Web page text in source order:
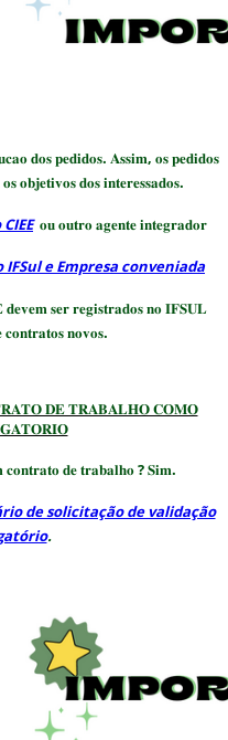
𝐝𝐨𝐬 𝐩𝐞𝐝𝐢𝐝𝐨𝐬. 𝐀𝐬𝐬𝐢𝐦, 𝐨𝐬 𝐩𝐞𝐝𝐢𝐝𝐨𝐬
𝐨𝐛𝐣𝐞𝐭𝐢𝐯𝐨𝐬 𝐝𝐨𝐬 𝐢𝐧𝐭𝐞𝐫𝐞𝐬𝐬𝐚𝐝𝐨𝐬.
𝐨𝐮 𝐨𝐮𝐭𝐫𝐨 𝐚𝐠𝐞𝐧𝐭𝐞 𝐢𝐧𝐭𝐞𝐠𝐫𝐚𝐝𝐨𝐫
e Empresa conveniada
𝐬𝐞𝐫 𝐫𝐞𝐠𝐢𝐬𝐭𝐫𝐚𝐝𝐨𝐬 𝐧𝐨 𝐈𝐅𝐒𝐔𝐋
𝐧𝐨𝐯𝐨𝐬.
𝐃𝐄 𝐓𝐑𝐀𝐁𝐀𝐋𝐇𝐎 𝐂𝐎𝐌𝐎
𝐝𝐞 𝐭𝐫𝐚𝐛𝐚𝐥𝐡𝐨 ? 𝐒𝐢𝐦.
de solicitação de validação
.